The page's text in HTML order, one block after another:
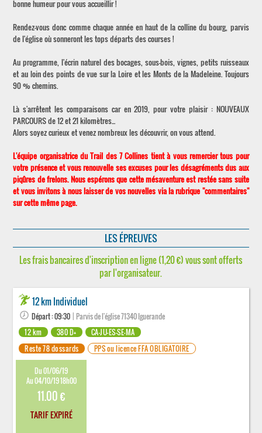
bonne humeur pour vous accueillir !
Rendez-vous donc comme chaque année en haut de la colline du bourg, parvis
de l'église où sonneront les tops départs des courses !
Au programme, l'écrin naturel des bocages, sous-bois, vignes, petits ruisseaux
et au loin des points de vue sur la Loire et les Monts de la Madeleine. Toujours
90 % chemins.
Là s'arrêtent les comparaisons car en 2019, pour votre plaisir : NOUVEAUX
PARCOURS de 12 et 21 kilomètres...
Alors soyez curieux et venez nombreux les découvrir, on vous attend.
L'équipe organisatrice du Trail des 7 Collines tient à vous remercier tous pour
votre présence et vous renouvelle ses excuses pour les désagréments dus aux
piqûres de frelons. Nous espérons que cette mésaventure est restée sans suite
et vous invitons à nous laisser de vos nouvelles via la rubrique "commentaires"
sur cette même page.
LES ÉPREUVES
Les frais bancaires d'inscription en ligne (1,20 €) vous sont offerts
par l'organisateur.
12 km Individuel
Départ : 09:30 | Parvis de l'église 71340 Iguerande
12 km
380 D+
CA-JU-ES-SE-MA
Reste 78 dossards
PPS ou licence FFA OBLIGATOIRE
Du 01/06/19
Au 04/10/19 18h00
11.00 €
TARIF EXPIRÉ